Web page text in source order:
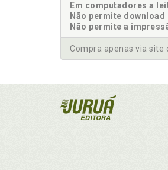
Em computadores a
Não permite
Não permite a
Compra apenas via site